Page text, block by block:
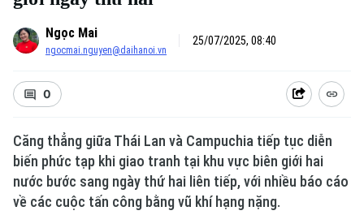
Ngọc Mai
ngocmai.nguyen@daihanoi.vn
25/07/2025, 08:40
0
Căng thẳng giữa Thái Lan và Campuchia tiếp tục diễn
biến phức tạp khi giao tranh tại khu vực biên giới hai
nước bước sang ngày thứ hai liên tiếp, với nhiều báo cáo
về các cuộc tấn công bằng vũ khí hạng nặng.